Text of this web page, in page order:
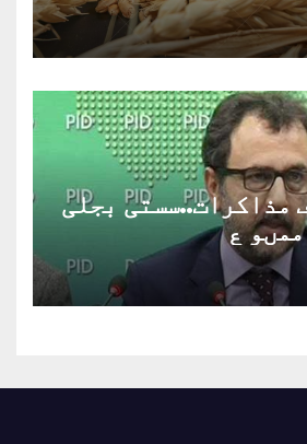
مذاکرات..سستی بجلی
ممںو ع